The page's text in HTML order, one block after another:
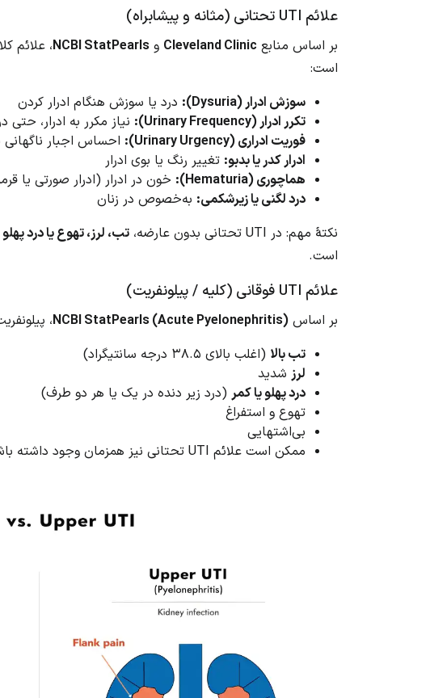
علائم UTI تحتانی (مثانه و پیشابراه)
بر اساس منابع Cleveland Clinic و NCBI StatPearls، علائم
است:
سوزش ادرار (Dysuria):
درد یا سوزش هنگام ادرار کردن
تکرر ادرار (Urinary Frequency):
نیاز مکرر به ادرار،
فوریت ادراری (Urinary Urgency):
احساس اجبار ناگهانی
ادرار کدر یا بدبو: تغییر رنگ یا بوی ادرار
هماچوری (Hematuria):
خون در ادرار (ادرار صورتی یا
درد لگنی یا زیرشکمی: به‌خصوص در زنان
نکتهٔ مهم: در UTI تحتانی بدون عارضه،
تب، لرز، تهوع یا درد
است.
علائم UTI فوقانی (کلیه / پیلونفریت)
بر اساس NCBI StatPearls (Acute Pyelonephritis)،
تب بالا (اغلب بالای ۳۸.۵ درجه سانتیگراد)
لرز شدید
درد پهلو یا کمر (درد زیر دنده در یک یا هر دو طرف)
تهوع و استفراغ
بی‌اشتهایی
ممکن است علائم UTI تحتانی نیز همزمان وجود داشته باشند یا نداشته باشند